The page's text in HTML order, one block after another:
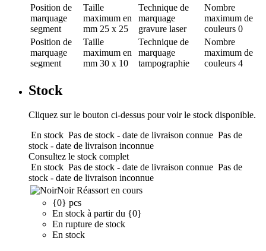
Position de
marquage
segment
Taille
maximum en
mm 25 x 25
Technique de
marquage
gravure laser
Nombre
maximum de
couleurs 0
Position de
marquage
segment
Taille
maximum en
mm 30 x 10
Technique de
marquage
tampographie
Nombre
maximum de
couleurs 4
Stock
Cliquez sur le bouton ci-dessus pour voir le stock disponible.
En stock Pas de stock - date de livraison connue Pas de
stock - date de livraison inconnue
Consultez le stock complet
En stock Pas de stock - date de livraison connue Pas de
stock - date de livraison inconnue
Noir Réassort en cours
{0} pcs
En stock à partir du {0}
En rupture de stock
En stock